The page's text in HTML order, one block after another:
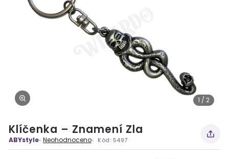
1 / 2
Klíčenka – Znamení Zla
ABYstyle Neohodnoceno Kód: 5497